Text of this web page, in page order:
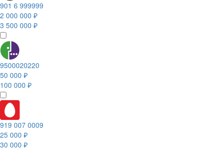
901 6 999999
2 000 000 ₽
3 500 000 ₽
9500020220
50 000 ₽
100 000 ₽
919 007 0009
25 000 ₽
30 000 ₽